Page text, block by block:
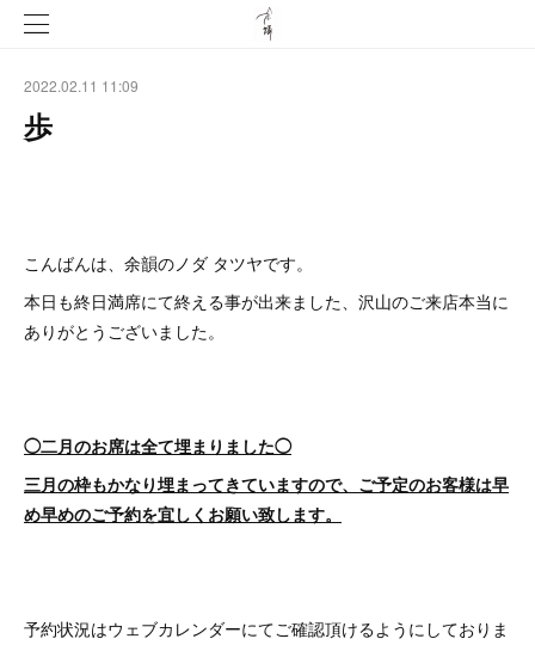
2022.02.11 11:09
歩
こんばんは、余韻のノダ タツヤです。
本日も終日満席にて終える事が出来ました、沢山のご来店本当に
ありがとうございました。
◯二月のお席は全て埋まりました◯
三月の枠もかなり埋まってきていますので、ご予定のお客様は早
め早めのご予約を宜しくお願い致します。
予約状況はウェブカレンダーにてご確認頂けるようにしておりま